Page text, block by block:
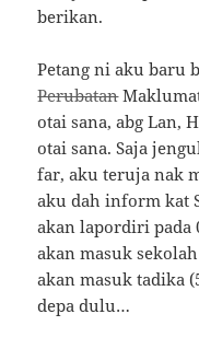
berikan.
Petang ni aku baru
Perubatan
otai sana, abg Lan,
otai sana. Saja
far, aku teruja nak
aku dah inform kat
akan lapordiri pada
akan masuk
akan masuk tadika
depa dulu…